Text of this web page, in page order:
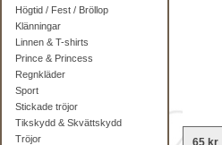
Högtid / Fest / Bröllop
Klänningar
Linnen & T-shirts
Prince & Princess
Regnkläder
Sport
Stickade tröjor
Tikskydd & Skvättskydd
Tröjor
65 kr